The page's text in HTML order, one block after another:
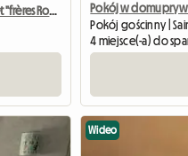
Mérignac CAPEYRON Chambre Meublée - Arrêt "frères Robinson"
Pokój w domu
Pokój gościnny |
4 miejsce(-a) do
Wideo